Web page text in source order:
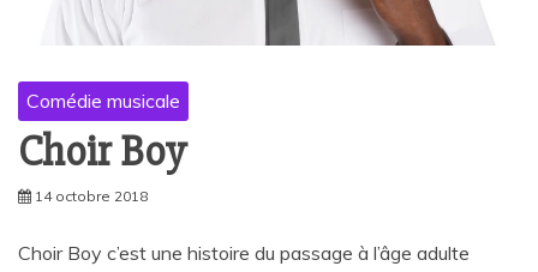
Comédie musicale
Choir Boy
14 octobre 2018
Choir Boy c’est une histoire du passage à l’âge adulte